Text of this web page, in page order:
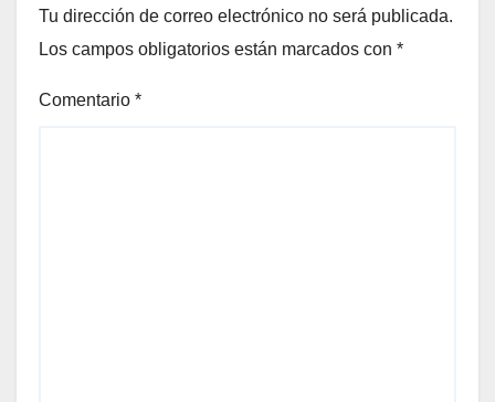
Tu dirección de correo electrónico no será publicada.
Los campos obligatorios están marcados con *
Comentario *